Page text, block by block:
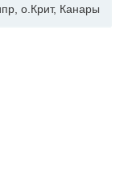
о.Крит, Канары